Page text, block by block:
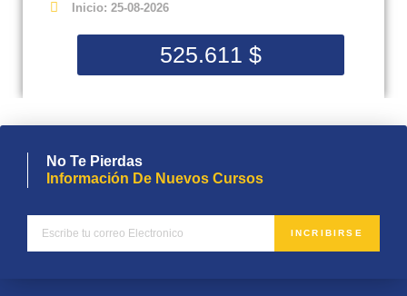
Inicio: 25-08-2026
525.611 $
No Te Pierdas
Información De Nuevos Cursos
INCRIBIRSE